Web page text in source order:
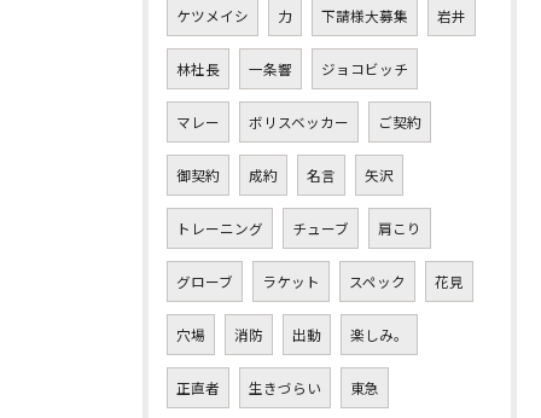
ケツメイシ 力 下請様大募集 岩井
林社長 一条響 ジョコビッチ
マレー ボリスベッカー ご契約
御契約 成約 名言 矢沢
トレーニング チューブ 肩こり
グローブ ラケット スペック 花見
穴場 消防 出動 楽しみ。
正直者 生きづらい 東急